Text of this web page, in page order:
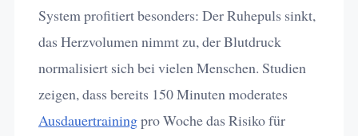
System profitiert besonders: Der Ruhepuls sinkt,
das Herzvolumen nimmt zu, der Blutdruck
normalisiert sich bei vielen Menschen. Studien
zeigen, dass bereits 150 Minuten moderates
Ausdauertrainingpro Woche das Risiko für